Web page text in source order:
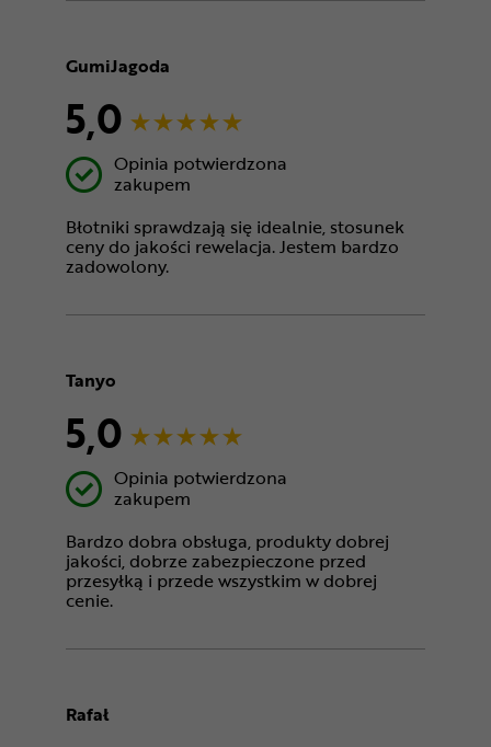
GumiJagoda
5,0
Opinia potwierdzona
zakupem
Błotniki sprawdzają się idealnie, stosunek
ceny do jakości rewelacja. Jestem bardzo
zadowolony.
Tanyo
5,0
Opinia potwierdzona
zakupem
Bardzo dobra obsługa, produkty dobrej
jakości, dobrze zabezpieczone przed
przesyłką i przede wszystkim w dobrej
cenie.
Rafał